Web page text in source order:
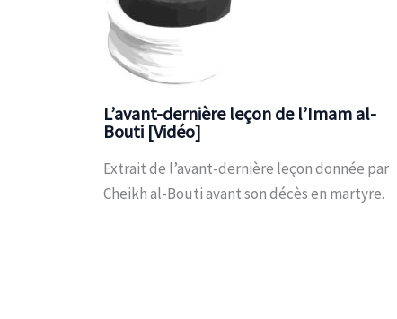
L’avant-dernière leçon de l’Imam al-
Bouti [Vidéo]
Extrait de l’avant-dernière leçon donnée par
Cheikh al-Bouti avant son décès en martyre.